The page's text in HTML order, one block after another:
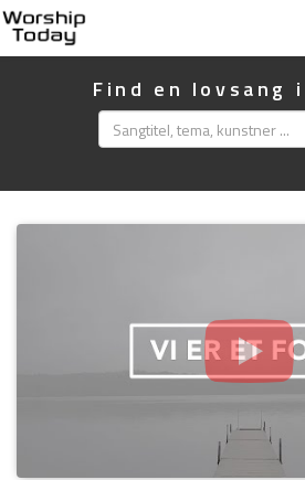
Find en lovsang